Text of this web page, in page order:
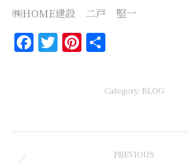
㈱HOME建設 二戸 堅一
Facebook
Twitter
Pinterest
Category: BLOG
PREVIOUS